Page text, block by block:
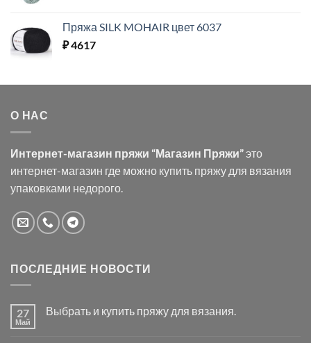
Пряжа SILK MOHAIR цвет 6037
₽4617
О НАС
Интернет-магазин пряжи “Магазин Пряжи”это
интернет-магазин где можно купить пряжу для вязания
упаковками недорого.
ПОСЛЕДНИЕ НОВОСТИ
27
Май
Выбрать и купить пряжу для вязания.